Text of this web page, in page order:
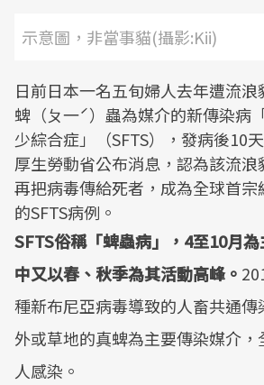
示意圖，非當事貓(攝影:Kii)
日前日本一名五旬婦人去年遭流
蜱（ㄆ一ˊ）蟲為媒介的新傳染病
少綜合症」（SFTS），發病後10
厚生勞動省公布消息，認為該流浪
再把病毒傳給死者，成為全球首
的SFTS病例。
SFTS俗稱「蜱蟲病」，4至10月
中又以春、秋季為其活動高峰。
種新布尼亞病毒導致的人畜共通
外或草地的真蜱為主要傳染媒介
人感染。